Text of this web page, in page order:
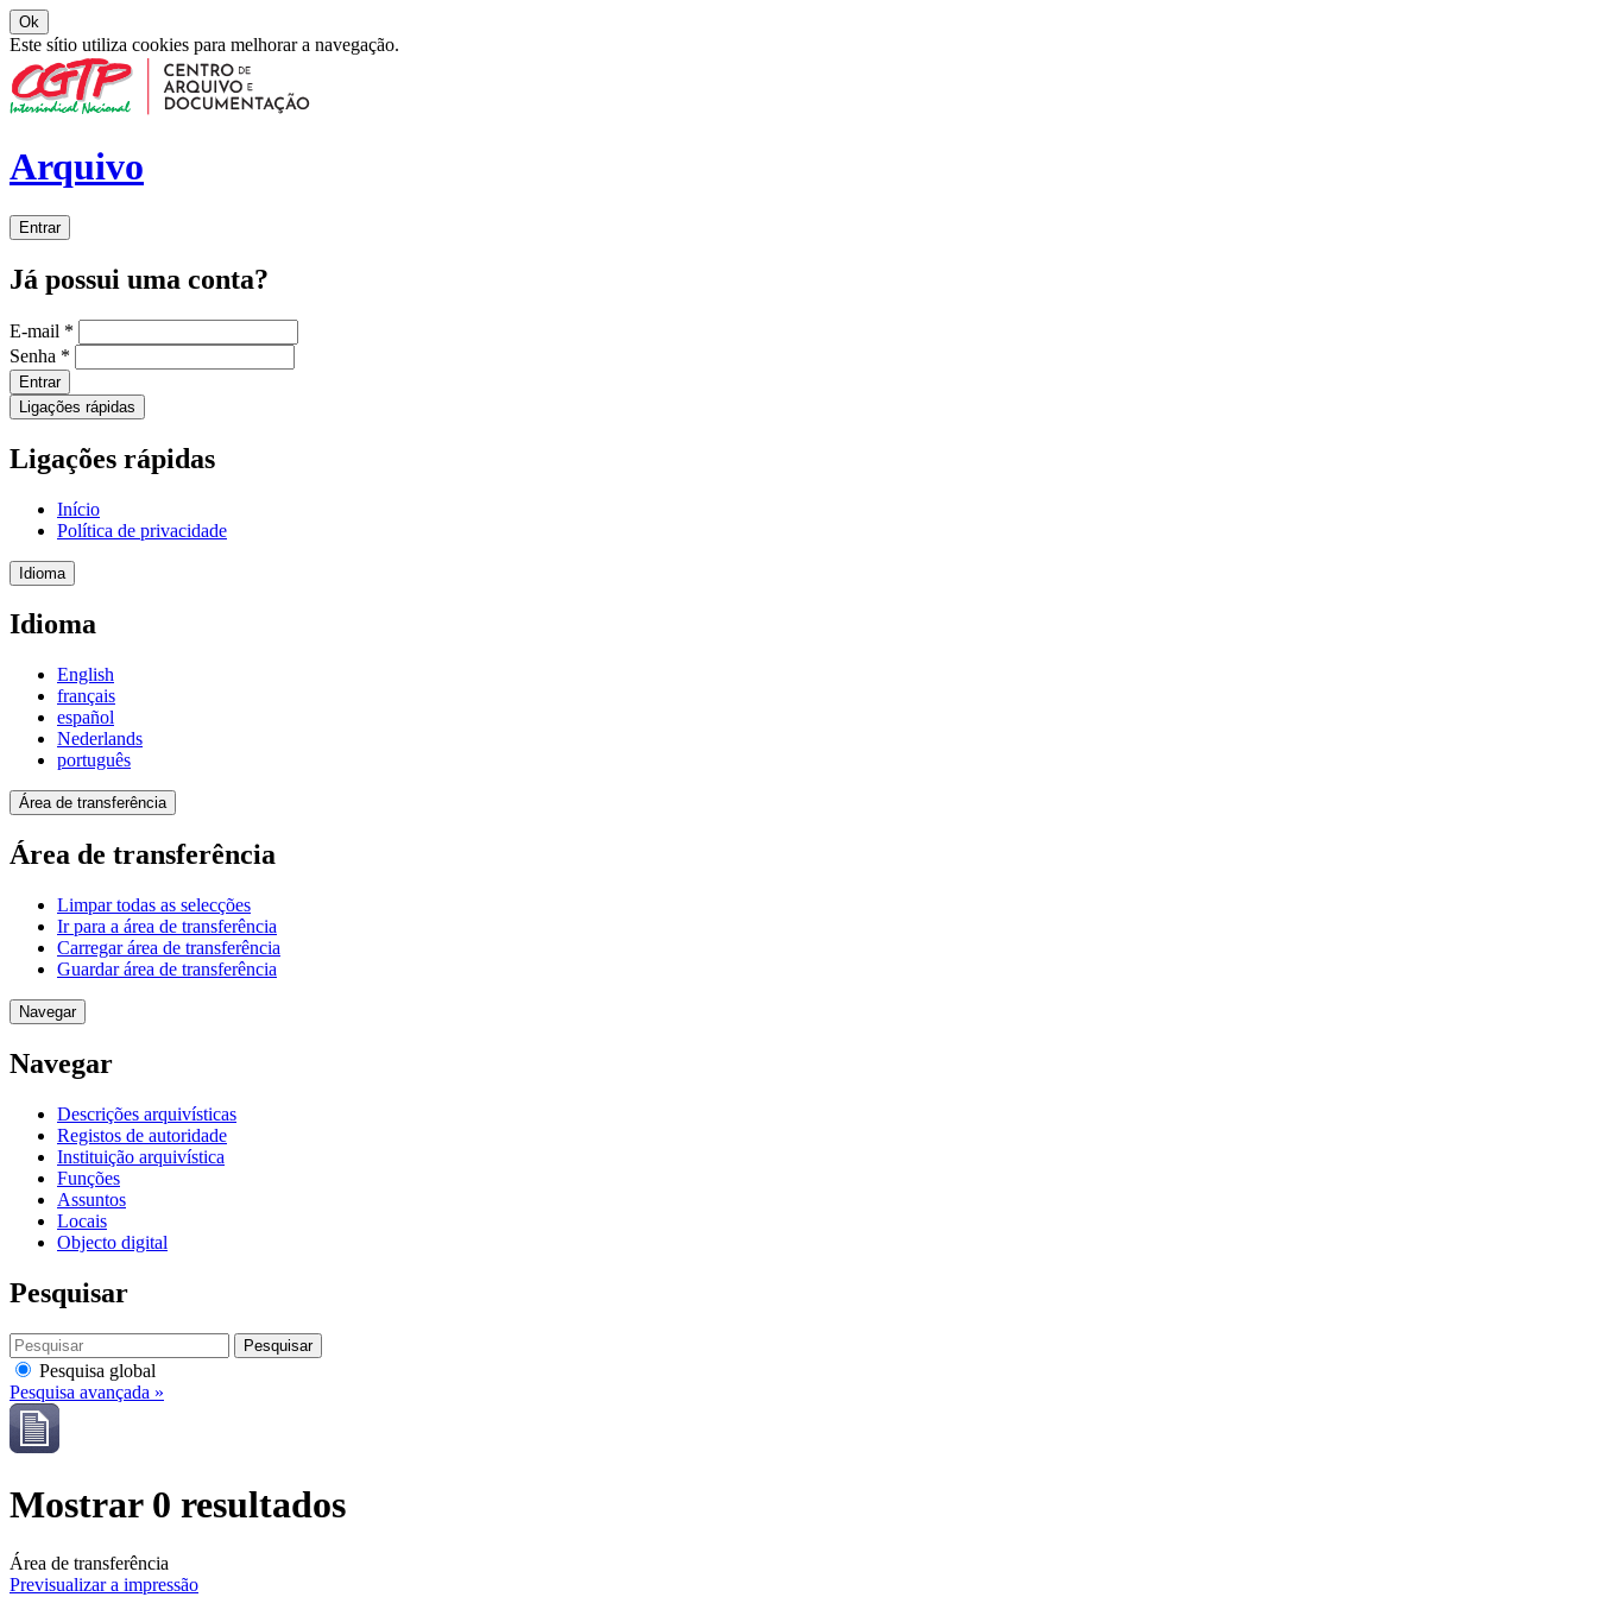
Ok
Este sítio utiliza cookies para melhorar a navegação.
Arquivo
Entrar
Já possui uma conta?
E-mail *
Senha *
Entrar
Ligações rápidas
Ligações rápidas
Início
Política de privacidade
Idioma
Idioma
English
français
español
Nederlands
português
Área de transferência
Área de transferência
Limpar todas as selecções
Ir para a área de transferência
Carregar área de transferência
Guardar área de transferência
Navegar
Navegar
Descrições arquivísticas
Registos de autoridade
Instituição arquivística
Funções
Assuntos
Locais
Objecto digital
Pesquisar
Pesquisar
Pesquisa global
Pesquisa avançada »
Mostrar 0 resultados
Área de transferência
Previsualizar a impressão